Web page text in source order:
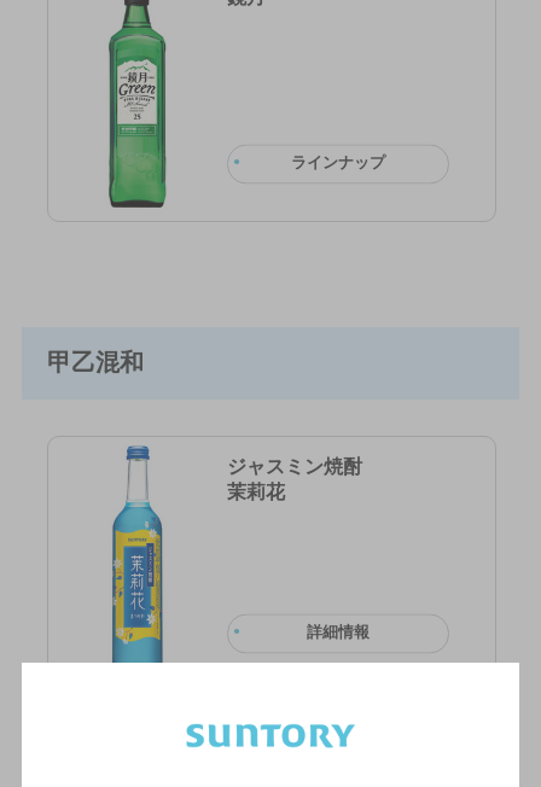
ラインナップ
甲乙混和
ジャスミン焼酎
茉莉花
詳細情報
茉莉花〈ジャスミン茶割・